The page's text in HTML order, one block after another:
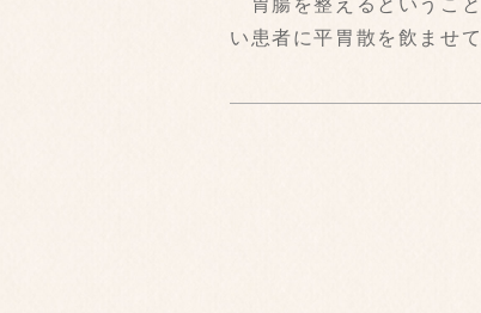
胃腸を整えるというこ
い患者に平胃散を飲ませ